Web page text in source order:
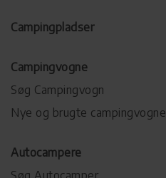
Campingpladser
Campingvogne
Søg Campingvogn
Nye og brugte campingvogne
Autocampere
Søg Autocamper